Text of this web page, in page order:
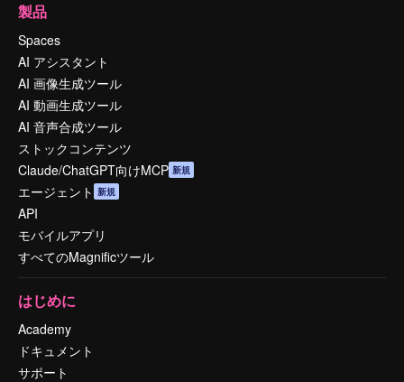
製品
Spaces
AI アシスタント
AI 画像生成ツール
AI 動画生成ツール
AI 音声合成ツール
ストックコンテンツ
Claude/ChatGPT向けMCP 新規
エージェント 新規
API
モバイルアプリ
すべてのMagnificツール
はじめに
Academy
ドキュメント
サポート